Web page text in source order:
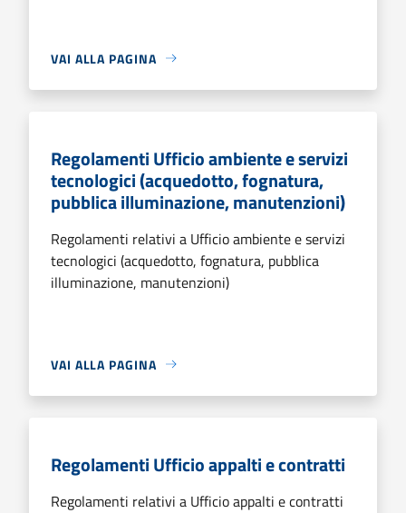
VAI ALLA PAGINA
Regolamenti Ufficio ambiente e servizi
tecnologici (acquedotto, fognatura,
pubblica illuminazione, manutenzioni)
Regolamenti relativi a Ufficio ambiente e servizi
tecnologici (acquedotto, fognatura, pubblica
illuminazione, manutenzioni)
VAI ALLA PAGINA
Regolamenti Ufficio appalti e contratti
Regolamenti relativi a Ufficio appalti e contratti